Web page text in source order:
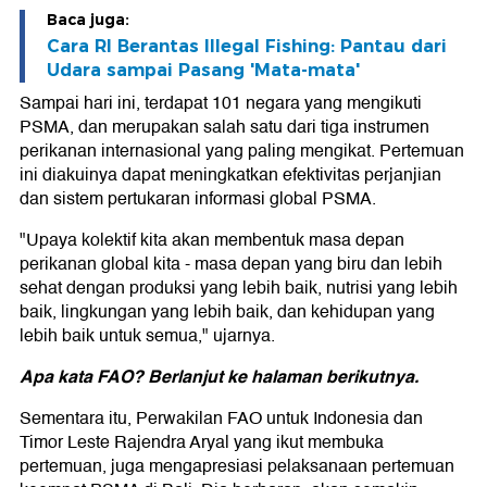
Baca juga:
Cara RI Berantas Illegal Fishing: Pantau dari
Udara sampai Pasang 'Mata-mata'
Sampai hari ini, terdapat 101 negara yang mengikuti
PSMA, dan merupakan salah satu dari tiga instrumen
perikanan internasional yang paling mengikat. Pertemuan
ini diakuinya dapat meningkatkan efektivitas perjanjian
dan sistem pertukaran informasi global PSMA.
"Upaya kolektif kita akan membentuk masa depan
perikanan global kita - masa depan yang biru dan lebih
sehat dengan produksi yang lebih baik, nutrisi yang lebih
baik, lingkungan yang lebih baik, dan kehidupan yang
lebih baik untuk semua," ujarnya.
Apa kata FAO? Berlanjut ke halaman berikutnya.
Sementara itu, Perwakilan FAO untuk Indonesia dan
Timor Leste Rajendra Aryal yang ikut membuka
pertemuan, juga mengapresiasi pelaksanaan pertemuan